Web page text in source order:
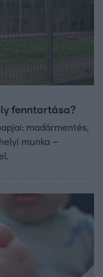
fenntartása?
madármentés,
munka –